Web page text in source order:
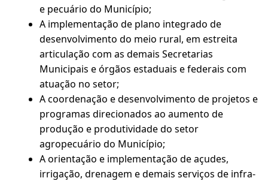
e pecuário do Município;
A implementação de plano integrado de
desenvolvimento do meio rural, em estreita
articulação com as demais Secretarias
Municipais e órgãos estaduais e federais com
atuação no setor;
A coordenação e desenvolvimento de projetos e
programas direcionados ao aumento de
produção e produtividade do setor
agropecuário do Município;
A orientação e implementação de açudes,
irrigação, drenagem e demais serviços de infra-